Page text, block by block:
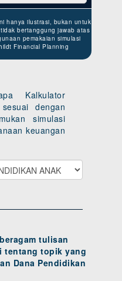
hanya ilustrasi, bukan untuk
bertanggung jawab atas
pemakaian simulasi
Financial Planning
Kalkulator
dengan
simulasi
keuangan
tulisan
tentang topik yang
Dana Pendidikan